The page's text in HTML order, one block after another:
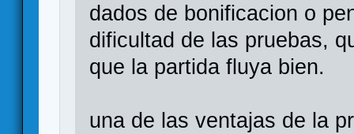
dados de bonificacion o
dificultad de las pruebas,
que la partida fluya bien.
una de las ventajas de la